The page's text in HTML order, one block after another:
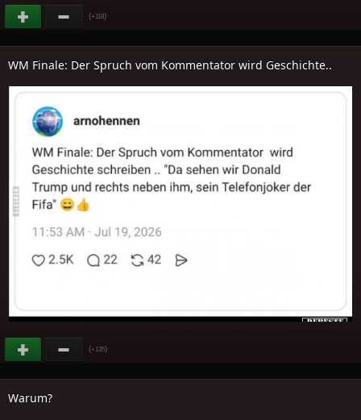
(+118)
WM Finale: Der Spruch vom Kommentator wird Geschichte..
(+135)
Warum?